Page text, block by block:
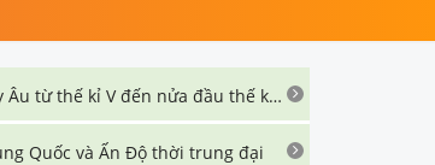
Chương 1. Tây Âu từ thế kỉ V đến nửa đầu thế kỉ XVI
Quốc và Ấn Độ thời trung đại